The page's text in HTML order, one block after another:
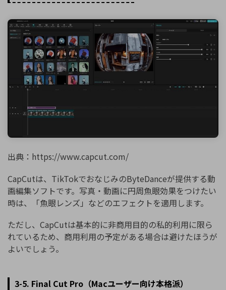
出典：https://www.capcut.com/
CapCutは、TikTokでおなじみのByteDanceが提供する動
画編集ソフトです。写真・動画に円周魚眼効果をつけたい
時は、「魚眼レンズ」などのエフェクトを適用します。
ただし、CapCutは基本的に非商用目的の私的利用に限ら
れているため、商用利用の予定がある場合は避けたほうが
よいでしょう。
3-5. Final Cut Pro（Macユーザー向け本格派）